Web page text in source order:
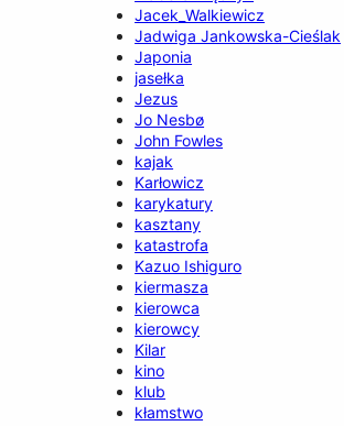
Jacek_Walkiewicz
Jadwiga Jankowska-Cieślak
Japonia
jasełka
Jezus
Jo Nesbø
John Fowles
kajak
Karłowicz
karykatury
kasztany
katastrofa
Kazuo Ishiguro
kiermasza
kierowca
kierowcy
Kilar
kino
klub
kłamstwo